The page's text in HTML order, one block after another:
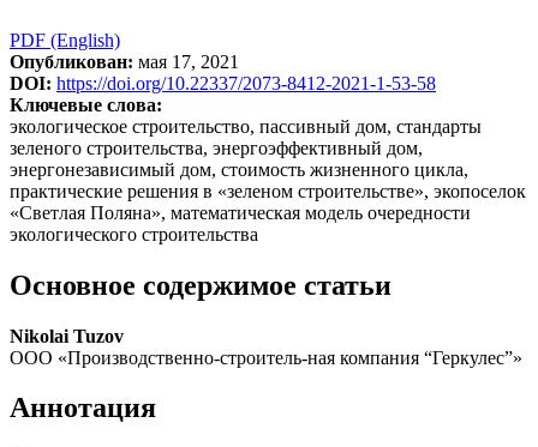
PDF (English)
Опубликован: мая 17, 2021
DOI: https://doi.org/10.22337/2073-8412-2021-1-53-58
Ключевые слова:
экологическое строительство, пассивный дом, стандарты
зеленого строительства, энергоэффективный дом,
энергонезависимый дом, стоимость жизненного цикла,
практические решения в «зеленом строительстве», экопоселок
«Светлая Поляна», математическая модель очередности
экологического строительства
Основное содержимое статьи
Nikolai Tuzov
ООО «Производственно-строитель-ная компания “Геркулес”»
Аннотация